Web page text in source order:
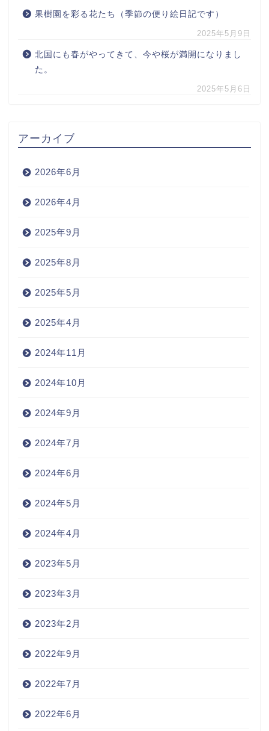
果樹園を彩る花たち（季節の便り絵日記です）
2025年5月9日
北国にも春がやってきて、今や桜が満開になりまし
た。
2025年5月6日
アーカイブ
2026年6月
2026年4月
2025年9月
2025年8月
2025年5月
2025年4月
2024年11月
2024年10月
2024年9月
2024年7月
2024年6月
2024年5月
2024年4月
2023年5月
2023年3月
2023年2月
2022年9月
2022年7月
2022年6月